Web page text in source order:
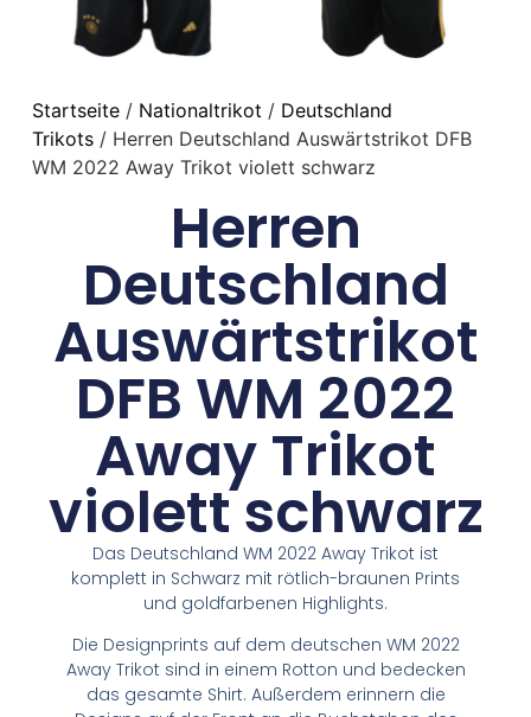
Startseite/ Nationaltrikot / Deutschland
Trikots/ Herren Deutschland Auswärtstrikot DFB
WM 2022 Away Trikot violett schwarz
Herren
Deutschland
Auswärtstrikot
DFB WM 2022
Away Trikot
violett schwarz
Das Deutschland WM 2022 Away Trikot ist
komplett in Schwarz mit rötlich-braunen Prints
und goldfarbenen Highlights.
Die Designprints auf dem deutschen WM 2022
Away Trikot sind in einem Rotton und bedecken
das gesamte Shirt. Außerdem erinnern die